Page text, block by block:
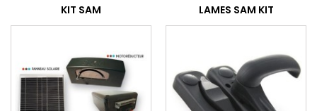
KIT SAM LAMES SAM KIT